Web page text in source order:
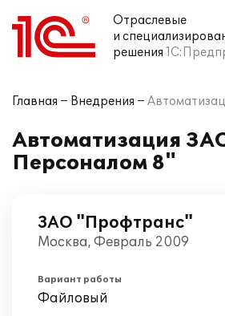
Отраслевые
и
решения
Главная Внедрения
Автоматизация
Персоналом 8"
ЗАО "Профтранс"
Москва, Февраль 2009
Вариант работы
Файловый